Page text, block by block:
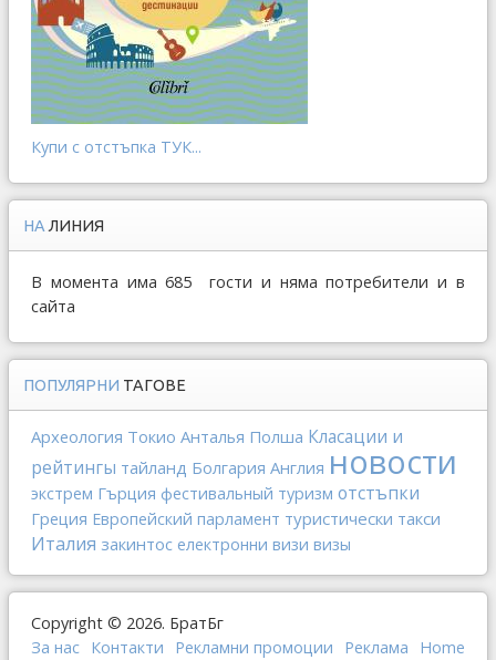
Купи с отстъпка ТУК...
НАЛИНИЯ
В момента има 685 гости и няма потребители и в
сайта
ПОПУЛЯРНИ ТАГОВЕ
Археология Токио Анталья Полша Класации и
рейтингы тайланд Болгария Англия новости
экстрем Гърция фестивальный туризм отстъпки
Греция Европейский парламент туристически такси
Италия закинтос електронни визи визы
Copyright © 2026. БратБг
За нас Контакти Рекламни промоции Реклама Home